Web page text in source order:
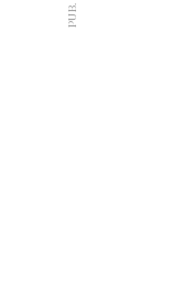
PUB.